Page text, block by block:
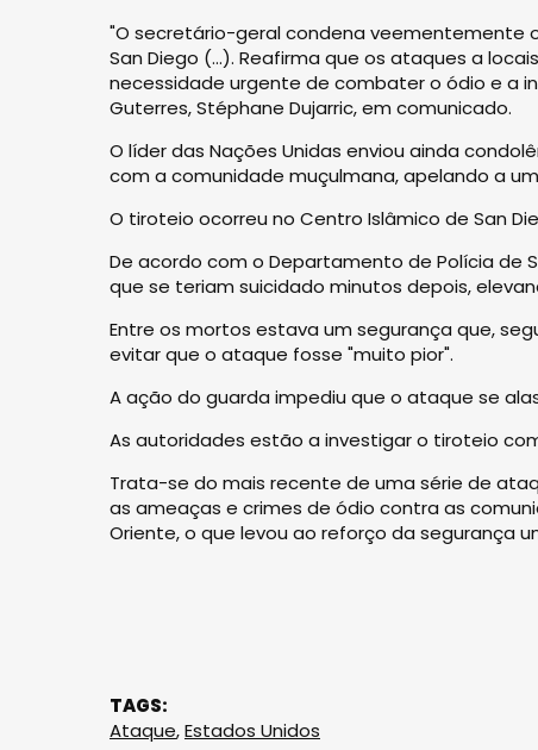
"O secretário-geral condena
San Diego (...). Reafirma que os ataques a
necessidade urgente de combater o ódio e a
Guterres, Stéphane Dujarric, em comunicado.
O líder das Nações Unidas enviou ainda
com a comunidade muçulmana, apelando a
O tiroteio ocorreu no Centro Islâmico de San
De acordo com o Departamento de Polícia de
que se teriam suicidado minutos depois,
Entre os mortos estava um segurança que,
evitar que o ataque fosse "muito pior".
A ação do guarda impediu que o ataque se
As autoridades estão a investigar o tiroteio
Trata-se do mais recente de uma série de
as ameaças e crimes de ódio contra as
Oriente, o que levou ao reforço da segurança
TAGS:
Ataque,Estados Unidos